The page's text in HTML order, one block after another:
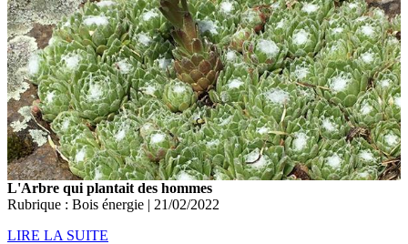
L'Arbre qui plantait des hommes
Rubrique : Bois énergie | 21/02/2022
LIRE LA SUITE